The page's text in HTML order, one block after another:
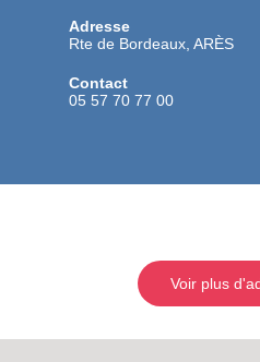
Adresse
Rte de Bordeaux, ARÈS
Contact
05 57 70 77 00
Voir plus